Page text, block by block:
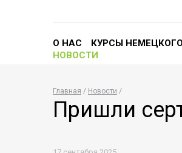
Главная Новости
Пришли
О НАС КУРСЫ НЕМЕЦКОГО
НОВОСТИ